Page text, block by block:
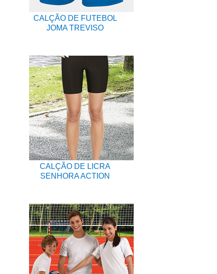
CALÇÃO DE FUTEBOL
JOMA TREVISO
CALÇÃO DE LICRA
SENHORA ACTION